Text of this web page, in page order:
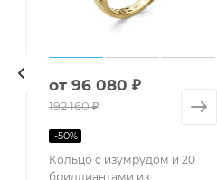
Кольцо с изумрудом и 20
бриллиантами из
от 96 080 ₽
192 160 ₽
-50%